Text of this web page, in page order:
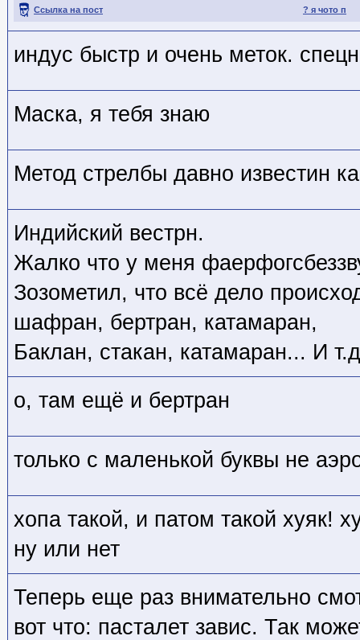
? я чото п
Ссылка на пост
индус быстр и очень меток.
Маска, я тебя знаю
Метод стрелбы давно известин
Индийский вестрн.
Жалко что у меня
Зозометил, что всё дело
шафран, бертран, катамаран,
Баклан, стакан, катамаран... И
о, там ещё и бертран
только с маленькой буквы не
хопа такой, и патом такой хуяк!
ну или нет
Теперь еще раз внимательно
вот что: пасталет завис. Так